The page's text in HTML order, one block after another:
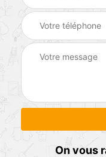
On vous